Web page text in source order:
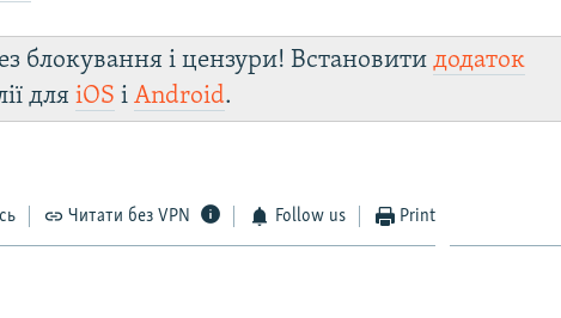
блокування і цензури! Встановитидодаток
дляiOS іAndroid.
Читати без VPN Follow us Print